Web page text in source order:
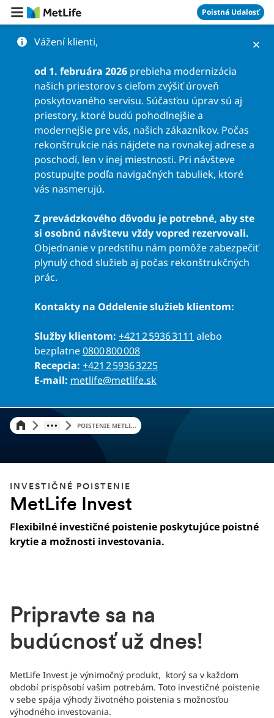
Preskočiť na obsah Poistná Udalosť
Vážení klienti,
od 1. februára 2026 prebieha modernizácia
našich priestorov s cieľom zvýšiť úroveň
poskytovaného servisu. Súčasťou úprav sú aj
priestory, ktoré budú pohodlnejšie a
modernejšie pre vás, našich zákazníkov. Počas
rekonštrukcie nás nájdete na rovnakej adrese a
poschodí, len v inej miestnosti. Pri návšteve
postupujte podľa navigačných tabuliek, ktoré
vás nasmerujú.
Z prevádzkového dôvodu je potrebné, aby ste
si osobnú návštevu vždy vopred rezervovali.
Objednanie v predstihu nám pomôže zabezpečiť
plynulý chod služieb aj počas rekonštrukčných
prác.
Kontakty na Oddelenie služieb klientom:
Služby klientom: +421 2 5936 3111 alebo
bezplatne0800 800 008
Recepcia: +421 2 5936 3225
E-mail: metlife@metlife.sk
POISTENIE METLI...
INVESTIČNÉ POISTENIE
MetLife Invest
Flexibilné investičné poistenie poskytujúce poistné
krytie a možnosti investovania.
Pripravte sa na
budúcnosť už dnes!
MetLife Invest je výnimočný produkt, ktorý sa v každom
období prispôsobí vašim potrebám. Toto investičné poistenie
v sebe spája výhody životného poistenia s možnosťou
výhodného investovania.